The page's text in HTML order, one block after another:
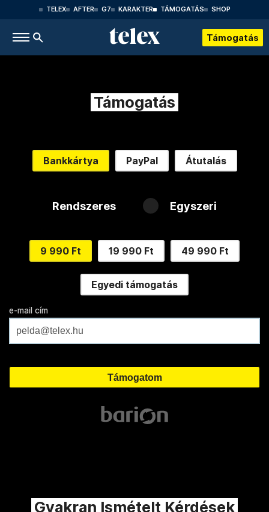
TELEX AFTER G7 KARAKTER TÁMOGATÁS SHOP
Támogatás
Támogatás
Bankkártya PayPal Átutalás
Rendszeres Egyszeri
9 990 Ft 19 990 Ft 49 990 Ft
Egyedi támogatás
e-mail cím
Gyakran Ismételt Kérdések